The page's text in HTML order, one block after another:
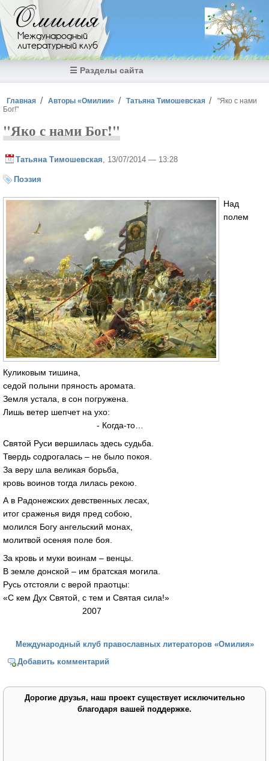
Перейти к основному содержанию
Омилия
Международный
литературный клуб
☰ Разделы сайта
Вы здесь
Главная Авторы «Омилии» Татьяна Тимошевская
"Яко с нами
Бог!"
"Яко с нами Бог!"
Татьяна Тимошевская , 13/07/2014 — 13:28
Поэзия
Над
полем
Куликовым тишина,
седой полыни пряность аромата.
Земля устала, в сон погружена.
Лишь ветер шепчет на ухо:
- Когда-то…
Святой Руси вершилась здесь судьба.
Твердь содрогалась – не было покоя.
За веру шла великая борьба,
кровь воинов тогда лилась рекою.
А в Радонежских девственных лесах,
итог сраженья видя пред собою,
молился Богу ангельский монах,
молитвой осеняя поле боя.
За кровь и муки воинам – венцы.
В земле донской – им братская могила.
Русь отстояли с верой праотцы:
«С кем Дух Святой, с тем и Святая сила!»
2007
Международный клуб православных литераторов «Омилия»
Добавить комментарий
Дорогие друзья, наш проект существует исключительно
благодаря вашей поддержке.